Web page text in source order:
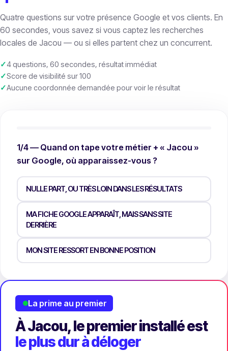
Quatre questions sur votre présence Google et vos clients. En
60 secondes, vous savez si vous captez les recherches
locales de Jacou — ou si elles partent chez un concurrent.
4 questions, 60 secondes, résultat immédiat
Score de visibilité sur 100
Aucune coordonnée demandée pour voir le résultat
1/4 — Quand on tape votre métier + « Jacou »
sur Google, où apparaissez-vous ?
NULLE PART, OU TRÈS LOIN DANS LES RÉSULTATS
MA FICHE GOOGLE APPARAÎT, MAIS SANS SITE
DERRIÈRE
MON SITE RESSORT EN BONNE POSITION
La prime au premier
À Jacou, le premier installé est
le plus dur à déloger